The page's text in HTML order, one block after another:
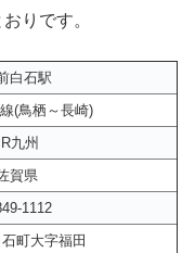
りです。
白石駅
(鳥栖～長崎)
九州
賀県
1112
町大字福田